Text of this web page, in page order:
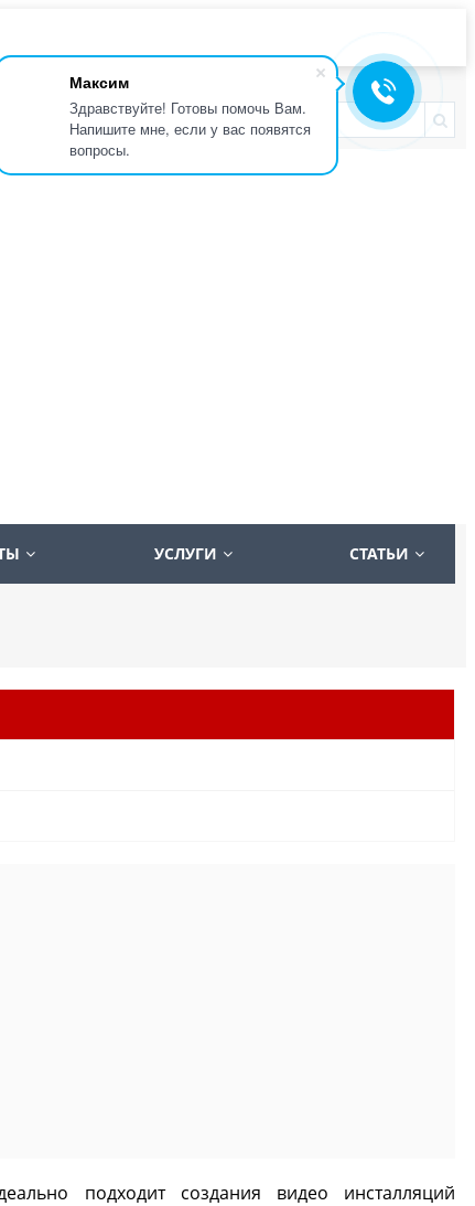
Максим
Здравствуйте! Готовы помочь Вам.
Напишите мне, если у вас появятся
вопросы.
УСЛУГИ СТАТЬИ
подходит создания видео инсталляций